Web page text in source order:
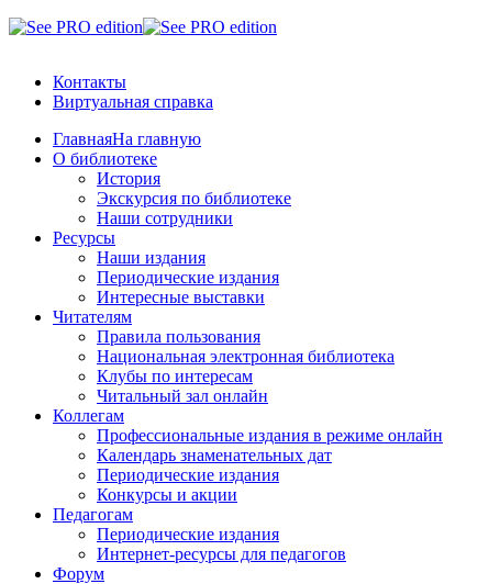
Контакты
Виртуальная справка
ГлавнаяНа главную
О библиотеке
История
Экскурсия по библиотеке
Наши сотрудники
Ресурсы
Наши издания
Периодические издания
Интересные выставки
Читателям
Правила пользования
Национальная электронная библиотека
Клубы по интересам
Читальный зал онлайн
Коллегам
Профессиональные издания в режиме онлайн
Календарь знаменательных дат
Периодические издания
Конкурсы и акции
Педагогам
Периодические издания
Интернет-ресурсы для педагогов
Форум